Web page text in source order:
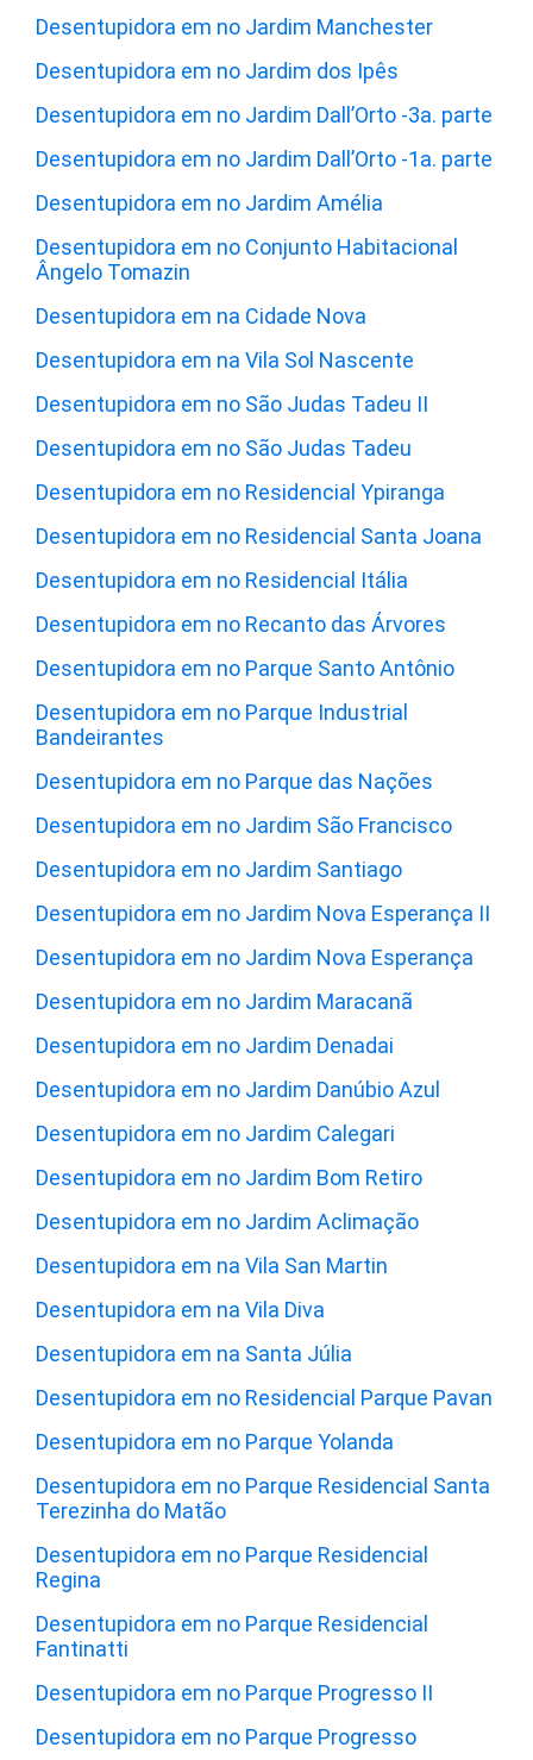
Desentupidora em no Jardim Manchester
Desentupidora em no Jardim dos Ipês
Desentupidora em no Jardim Dall’Orto -3a. parte
Desentupidora em no Jardim Dall’Orto -1a. parte
Desentupidora em no Jardim Amélia
Desentupidora em no Conjunto Habitacional
Ângelo Tomazin
Desentupidora em na Cidade Nova
Desentupidora em na Vila Sol Nascente
Desentupidora em no São Judas Tadeu II
Desentupidora em no São Judas Tadeu
Desentupidora em no Residencial Ypiranga
Desentupidora em no Residencial Santa Joana
Desentupidora em no Residencial Itália
Desentupidora em no Recanto das Árvores
Desentupidora em no Parque Santo Antônio
Desentupidora em no Parque Industrial
Bandeirantes
Desentupidora em no Parque das Nações
Desentupidora em no Jardim São Francisco
Desentupidora em no Jardim Santiago
Desentupidora em no Jardim Nova Esperança II
Desentupidora em no Jardim Nova Esperança
Desentupidora em no Jardim Maracanã
Desentupidora em no Jardim Denadai
Desentupidora em no Jardim Danúbio Azul
Desentupidora em no Jardim Calegari
Desentupidora em no Jardim Bom Retiro
Desentupidora em no Jardim Aclimação
Desentupidora em na Vila San Martin
Desentupidora em na Vila Diva
Desentupidora em na Santa Júlia
Desentupidora em no Residencial Parque Pavan
Desentupidora em no Parque Yolanda
Desentupidora em no Parque Residencial Santa
Terezinha do Matão
Desentupidora em no Parque Residencial
Regina
Desentupidora em no Parque Residencial
Fantinatti
Desentupidora em no Parque Progresso II
Desentupidora em no Parque Progresso